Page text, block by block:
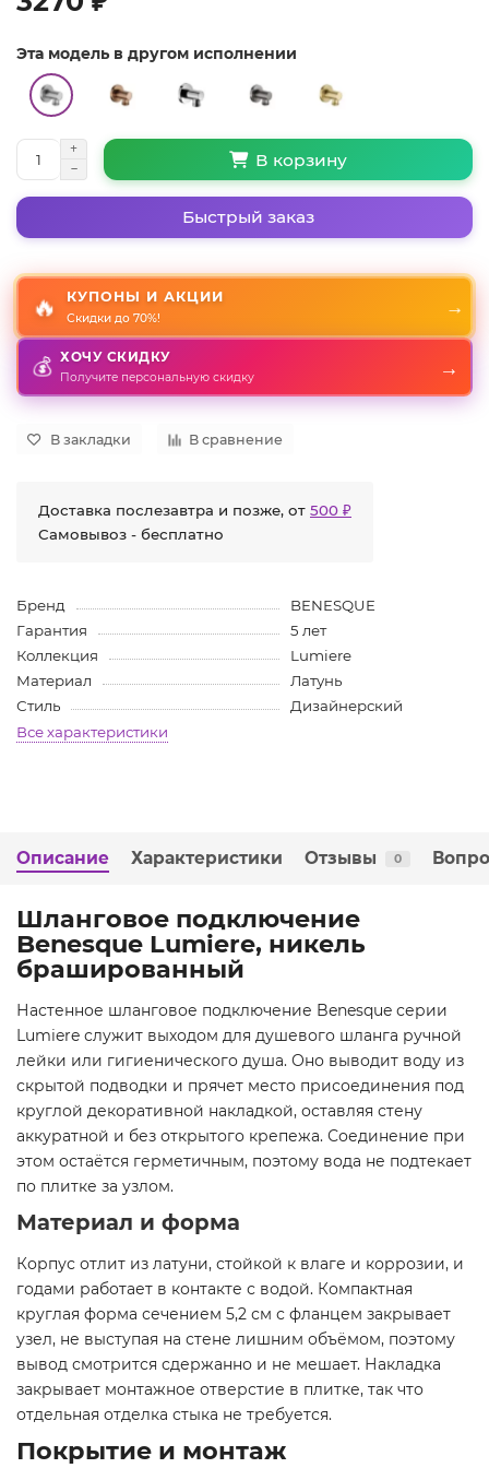
Эта модель в другом исполнении
В корзину
Быстрый заказ
🔥 КУПОНЫ И АКЦИИ
Скидки до 70%!
→
💰 ХОЧУ СКИДКУ
Получите персональную скидку →
В закладки В сравнение
Доставка послезавтра и позже, от 500 ₽
Самовывоз - бесплатно
Бренд
BENESQUE
Гарантия
5 лет
Коллекция
Lumiere
Материал
Латунь
Стиль
Дизайнерский
Все характеристики
Описание Характеристики Отзывы 0
Шланговое подключение
Benesque Lumiere, никель
брашированный
Настенное шланговое подключение Benesque серии
Lumiere служит выходом для душевого шланга ручной
лейки или гигиенического душа. Оно выводит воду из
скрытой подводки и прячет место присоединения под
круглой декоративной накладкой, оставляя стену
аккуратной и без открытого крепежа. Соединение при
этом остаётся герметичным, поэтому вода не подтекает
по плитке за узлом.
Материал и форма
Корпус отлит из латуни, стойкой к влаге и коррозии, и
годами работает в контакте с водой. Компактная
круглая форма сечением 5,2 см с фланцем закрывает
узел, не выступая на стене лишним объёмом, поэтому
вывод смотрится сдержанно и не мешает. Накладка
закрывает монтажное отверстие в плитке, так что
отдельная отделка стыка не требуется.
Покрытие и монтаж